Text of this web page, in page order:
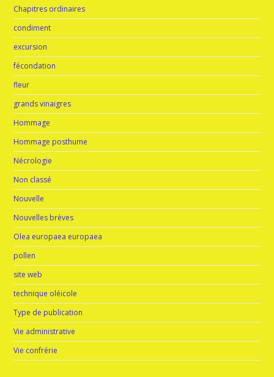
Chapitres ordinaires
condiment
excursion
fécondation
fleur
grands vinaigres
Hommage
Hommage posthume
Nécrologie
Non classé
Nouvelle
Nouvelles brèves
Olea europaea europaea
pollen
site web
technique oléicole
Type de publication
Vie administrative
Vie confrérie